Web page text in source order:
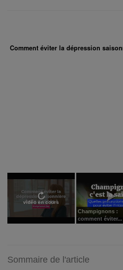
Comment éviter la dépression
vidéo en cours
Champignons :
comment éviter...
Sommaire de l'article